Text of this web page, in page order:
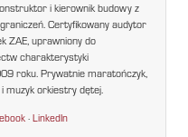
i kierownik budowy z
Certyfikowany audytor
ZAE, uprawniony do
charakterystyki
roku. Prywatnie maratończyk,
muzyk orkiestry dętej.
·LinkedIn